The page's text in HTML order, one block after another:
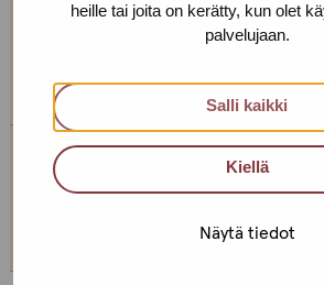
heille tai joita on kerätty, kun olet
palvelujaan.
Salli kaikki
Kiellä
Näytä tiedot
We are open every weekday. You
appointment, just call or text us! We
Service centre Turku